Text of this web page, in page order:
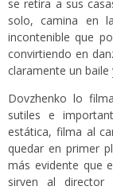
se retira a sus
solo, camina en
incontenible que
convirtiendo en
claramente un
Dovzhenko lo
sutiles e
estática, filma al
quedar en primer
más evidente que
sirven al